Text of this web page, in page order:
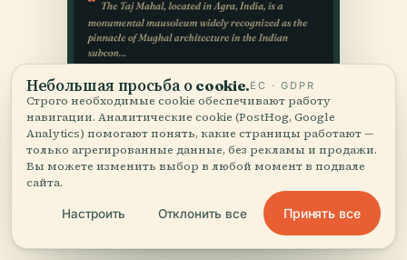
Небольшая просьба о cookie.ЕС · GDPR
Строго необходимые cookie обеспечивают работу
навигации. Аналитические cookie (PostHog, Google
Analytics) помогают понять, какие страницы работают —
только агрегированные данные, без рекламы и продажи.
Вы можете изменить выбор в любой момент в подвале
сайта.
Настроить Отклонить все Принять все